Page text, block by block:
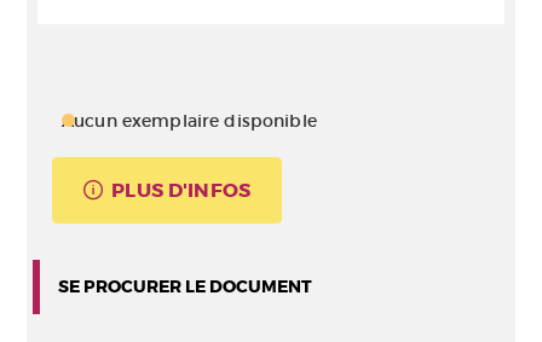
Aucun exemplaire disponible
PLUS D'INFOS
SE PROCURER LE DOCUMENT